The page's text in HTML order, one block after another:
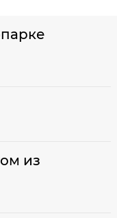
из